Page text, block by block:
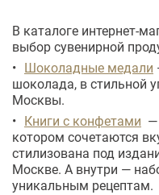
В каталоге интернет-
выбор сувенирной
Шоколадные медали
шоколада, в стильной
Москвы.
Книги с конфетами —
котором сочетаются
стилизована под
Москве. А внутри —
уникальным рецептам.